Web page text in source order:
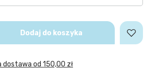
Dodaj do koszyka
dostawa od 150,00 zł